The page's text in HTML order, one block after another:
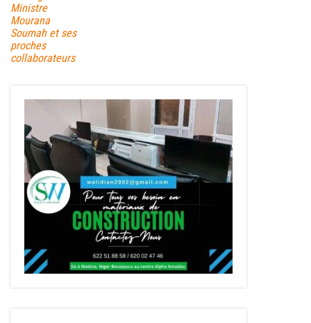
Ministre
Mourana
Soumah et ses
proches
collaborateurs